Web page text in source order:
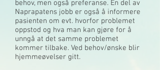
behov, men også preferanse. En del av
Naprapatens jobb er også å informere
pasienten om evt. hvorfor problemet
oppstod og hva man kan gjøre for å
unngå at det samme problemet
kommer tilbake. Ved behov/ønske blir
hjemmeøvelser gitt.